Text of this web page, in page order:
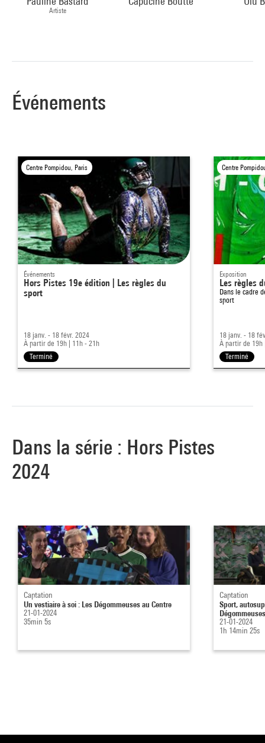
Artiste
Événements
Centre Pompidou, Paris
Événements
Hors Pistes 19e édition | Les règles du
sport
18 janv. - 18 févr. 2024
À partir de 19h
11h - 21h
Terminé
Centre
Exposition
Les règles
Dans le cadre
sport
18 janv. - 18
À partir de 19h
Terminé
Dans la série : Hors Pistes
2024
Captation
Un vestiaire à soi : Les Dégommeuses au Centre
21-01-2024
35min 5s
Captation
Sport,
21-01-2024
1h 14min 25s